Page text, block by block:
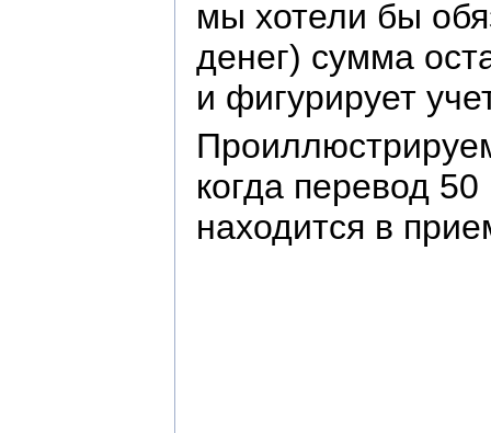
мы хотели бы
денег) сумма
и фигурирует
когда перевод
находится в